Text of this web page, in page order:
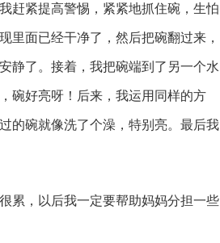
赶紧提高警惕，紧紧地抓住碗，生怕
里面已经干净了，然后把碗翻过来，
静了。接着，我把碗端到了另一个水
碗好亮呀！后来，我运用同样的方
的碗就像洗了个澡，特别亮。最后我
累，以后我一定要帮助妈妈分担一些